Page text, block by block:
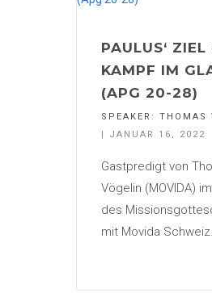
PAULUS‘ ZIEL
KAMPF IM
(APG 20-28)
SPEAKER: THOMAS
| JANUAR 16, 2022
Gastpredigt von
Vögelin (MOVIDA)
des
mit Movida Schweiz.